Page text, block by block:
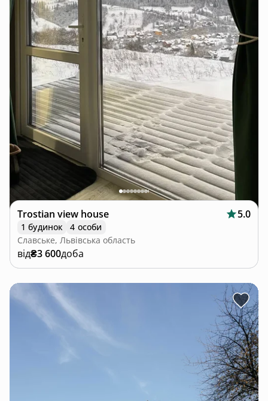
Trostian view house 5.0
1 будинок
4 особи
Славське, Львівська область
від₴3 600доба